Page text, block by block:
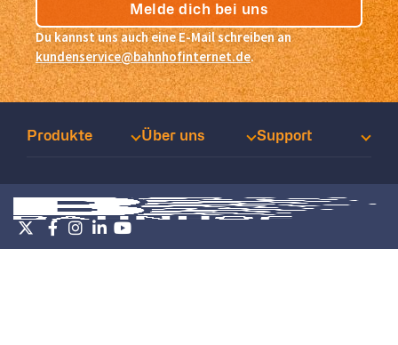
Melde dich bei uns
Du kannst uns auch eine E-Mail schreiben an
kundenservice@bahnhofinternet.de.
Produkte Über uns Support